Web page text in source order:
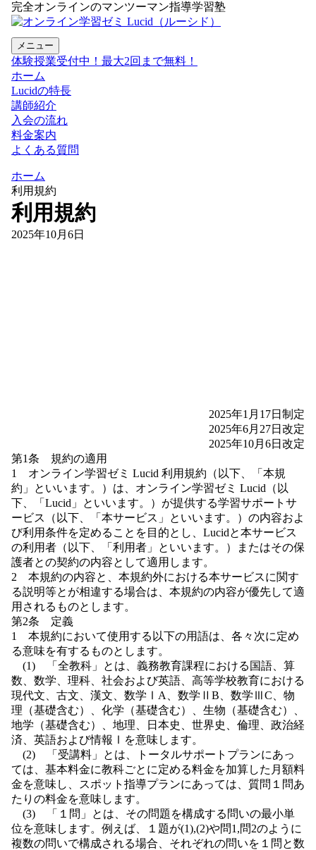
完全オンラインのマンツーマン指導学習塾
メニュー
体験授業受付中！最大2回まで無料！
ホーム
Lucidの特長
講師紹介
入会の流れ
料金案内
よくある質問
ホーム
利用規約
利用規約
2025年10月6日
2025年1月17日制定
2025年6月27日改定
2025年10月6日改定
第1条 規約の適用
1 オンライン学習ゼミ Lucid 利用規約（以下、「本規
約」といいます。）は、オンライン学習ゼミ Lucid（以
下、「Lucid」といいます。）が提供する学習サポートサ
ービス（以下、「本サービス」といいます。）の内容およ
び利用条件を定めることを目的とし、Lucidと本サービス
の利用者（以下、「利用者」といいます。）またはその保
護者との契約の内容として適用します。
2 本規約の内容と、本規約外における本サービスに関す
る説明等とが相違する場合は、本規約の内容が優先して適
用されるものとします。
第2条 定義
1 本規約において使用する以下の用語は、各々次に定め
る意味を有するものとします。
(1) 「全教科」とは、義務教育課程における国語、算
数、数学、理科、社会および英語、高等学校教育における
現代文、古文、漢文、数学ⅠA、数学ⅡB、数学ⅢC、物
理（基礎含む）、化学（基礎含む）、生物（基礎含む）、
地学（基礎含む）、地理、日本史、世界史、倫理、政治経
済、英語および情報Ⅰを意味します。
(2) 「受講料」とは、トータルサポートプランにあっ
ては、基本料金に教科ごとに定める料金を加算した月額料
金を意味し、スポット指導プランにあっては、質問１問あ
たりの料金を意味します。
(3) 「１問」とは、その問題を構成する問いの最小単
位を意味します。例えば、１題が(1),(2)や問1,問2のように
複数の問いで構成される場合、それぞれの問いを１問と数